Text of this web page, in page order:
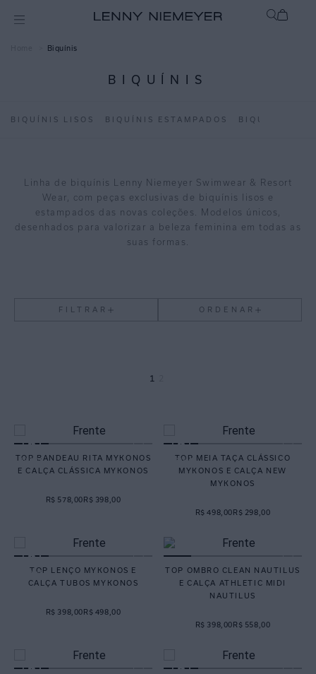
Biquínis
BIQUÍNIS
BIQUÍNIS LISOS BIQUÍNIS ESTAMPADOS BIQUÍNI
Linha de biquínis Lenny Niemeyer Swimwear & Resort
Wear, com peças exclusivas de biquínis lisos e
estampados das novas coleções. Modelos únicos,
desenhados para valorizar a beleza feminina em todas as
suas formas.
FILTRAR ORDENAR
1
TOP BANDEAU RITA MYKONOS
E CALÇA CLÁSSICA MYKONOS
R$ 578,00R$ 398,00
TOP MEIA TAÇA CLÁSSICO
MYKONOS E CALÇA NEW
MYKONOS
R$ 498,00R$ 298,00
TOP LENÇO MYKONOS E
CALÇA TUBOS MYKONOS
R$ 398,00R$ 498,00
TOP OMBRO CLEAN NAUTILUS
E CALÇA ATHLETIC MIDI
NAUTILUS
R$ 398,00R$ 558,00